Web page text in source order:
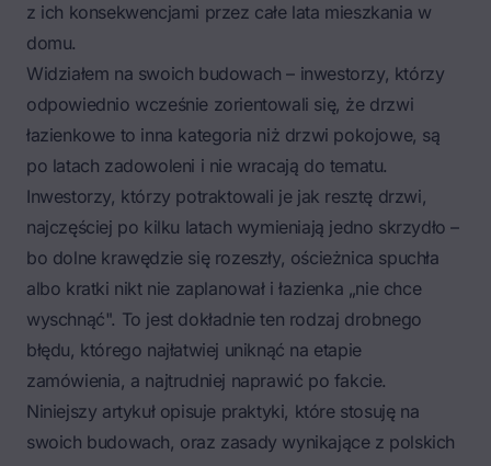
z ich konsekwencjami przez całe lata mieszkania w
domu.
Widziałem na swoich budowach – inwestorzy, którzy
odpowiednio wcześnie zorientowali się, że drzwi
łazienkowe to inna kategoria niż drzwi pokojowe, są
po latach zadowoleni i nie wracają do tematu.
Inwestorzy, którzy potraktowali je jak resztę drzwi,
najczęściej po kilku latach wymieniają jedno skrzydło –
bo dolne krawędzie się rozeszły, ościeżnica spuchła
albo kratki nikt nie zaplanował i łazienka „nie chce
wyschnąć". To jest dokładnie ten rodzaj drobnego
błędu, którego najłatwiej uniknąć na etapie
zamówienia, a najtrudniej naprawić po fakcie.
Niniejszy artykuł opisuje praktyki, które stosuję na
swoich budowach, oraz zasady wynikające z polskich